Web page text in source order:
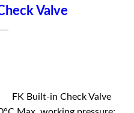
Valve
FK Built-in Check Valve